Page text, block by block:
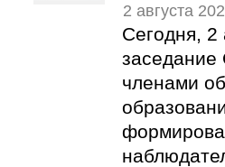
2 августа
Сегодня, 2
членами